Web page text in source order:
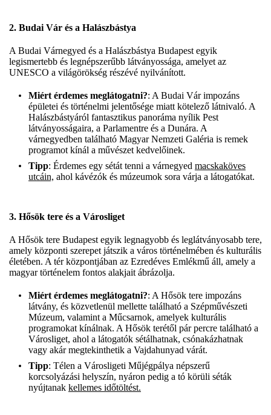
2. Budai Vár és a Halászbástya
A Budai Várnegyed és a Halászbástya Budapest egyik
legismertebb és legnépszerűbb látványossága, amelyet az
UNESCO a világörökség részévé nyilvánított.
Miért érdemes meglátogatni?: A Budai Vár impozáns
épületei és történelmi jelentősége miatt kötelező látnivaló. A
Halászbástyáról fantasztikus panoráma nyílik Pest
látványosságaira, a Parlamentre és a Dunára. A
várnegyedben található Magyar Nemzeti Galéria is remek
programot kínál a művészet kedvelőinek.
Tipp: Érdemes egy sétát tenni a várnegyed macskaköves
utcáin, ahol kávézók és múzeumok sora várja a látogatókat.
3. Hősök tere és a Városliget
A Hősök tere Budapest egyik legnagyobb és leglátványosabb tere,
amely központi szerepet játszik a város történelmében és kulturális
életében. A tér központjában az Ezredéves Emlékmű áll, amely a
magyar történelem fontos alakjait ábrázolja.
Miért érdemes meglátogatni?: A Hősök tere impozáns
látvány, és közvetlenül mellette található a Szépművészeti
Múzeum, valamint a Műcsarnok, amelyek kulturális
programokat kínálnak. A Hősök terétől pár percre található a
Városliget, ahol a látogatók sétálhatnak, csónakázhatnak
vagy akár megtekinthetik a Vajdahunyad várát.
Tipp: Télen a Városligeti Műjégpálya népszerű
korcsolyázási helyszín, nyáron pedig a tó körüli séták
nyújtanak kellemes időtöltést.